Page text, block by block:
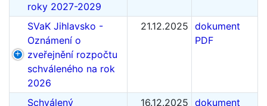
roky 2027-2029
SVaK Jihlavsko -
Oznámení o
zveřejnění rozpočtu
schváleného na rok
2026
21.12.2025 dokument
PDF
Schválený 16.12.2025 dokument